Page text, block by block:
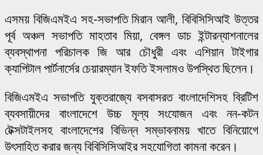
এসময় বিজিএমইএ সহ-সভাপতি মিরান আলী, বিবিসিসিআই উত্তর
পূর্ব অঞ্চল সভাপতি মাহতাব মিয়া, বেঙ্গল ডাচ ইন্টারন্যাশনালের
ব্যবস্থাপনা পরিচালক জি আর চৌধুরী এবং এশিয়ান টাইগার
ক্যাপিটাল পার্টনার্সের চেয়ারম্যান ইফতি ইসলামও উপস্থিত ছিলেন।
বিজিএমইএ সভাপতি যুক্তরাজ্যে বসবাসরত বাংলাদেশিসহ ব্রিটিশ
ব্যবসায়ীদের বাংলাদেশে উচ্চ মূল্য সংযোজন এবং নন-কটন
টেক্সটাইলসহ বাংলাদেশের বিভিন্ন সম্ভাবনাময় খাতে বিনিয়োগে
উৎসাহিত করার জন্য বিবিসিসিআইর সহযোগিতা কামনা করেন।